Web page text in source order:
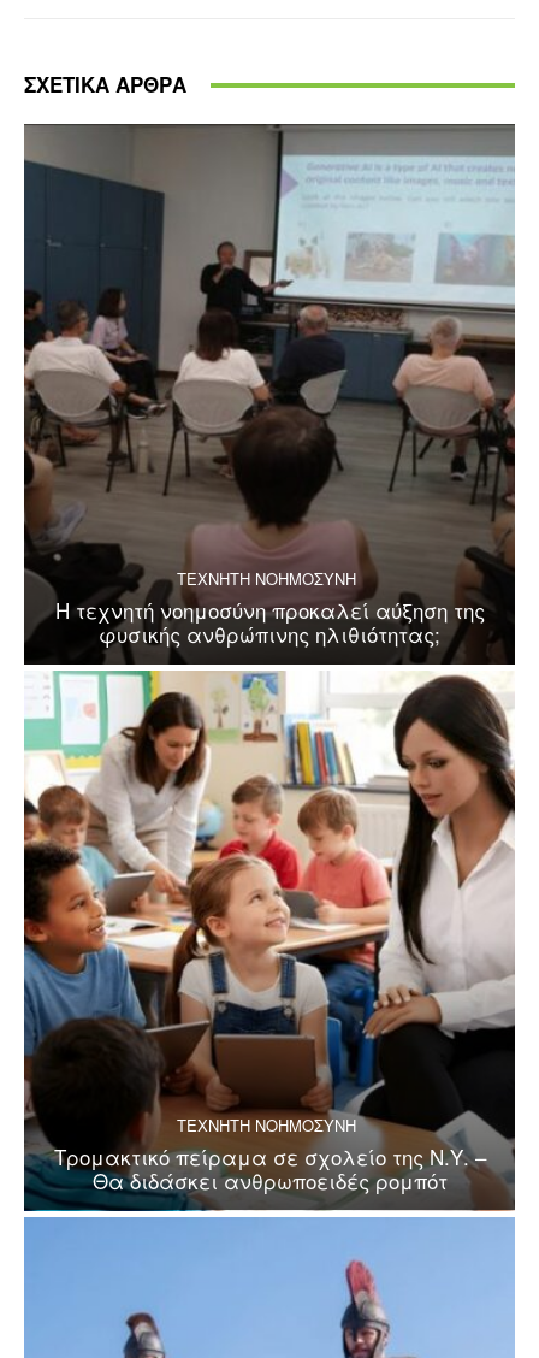
ΣΧΕΤΙΚΑ ΑΡΘΡΑ
ΤΕΧΝΗΤΗ ΝΟΗΜΟΣΥΝΗ
Η τεχνητή νοημοσύνη προκαλεί αύξηση της
φυσικής ανθρώπινης ηλιθιότητας;
ΤΕΧΝΗΤΗ ΝΟΗΜΟΣΥΝΗ
Τρομακτικό πείραμα σε σχολείο της Ν.Υ. –
Θα διδάσκει ανθρωποειδές ρομπότ